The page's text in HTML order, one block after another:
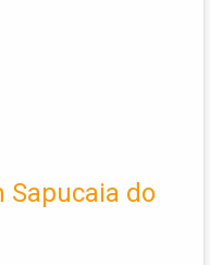
Sapucaia do